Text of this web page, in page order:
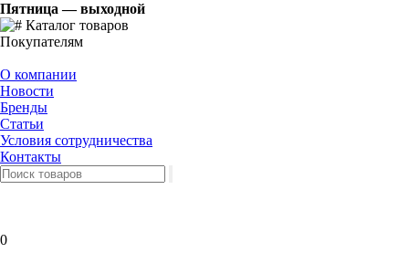
Пятница — выходной
Каталог товаров
Покупателям
О компании
Новости
Бренды
Статьи
Условия сотрудничества
Контакты
0